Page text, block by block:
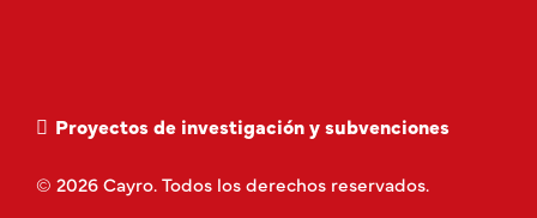
Proyectos de investigación y subvenciones
© 2026 Cayro. Todos los derechos reservados.